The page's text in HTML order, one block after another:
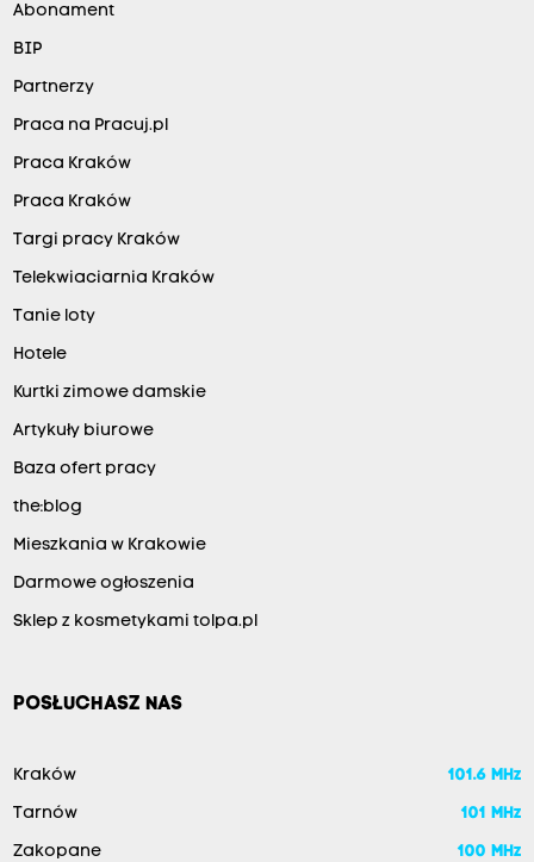
Abonament
BIP
Partnerzy
Praca na Pracuj.pl
Praca Kraków
Praca Kraków
Targi pracy Kraków
Telekwiaciarnia Kraków
Tanie loty
Hotele
Kurtki zimowe damskie
Artykuły biurowe
Baza ofert pracy
the:blog
Mieszkania w Krakowie
Darmowe ogłoszenia
Sklep z kosmetykami tolpa.pl
POSŁUCHASZ NAS
Kraków 101.6 MHz
Tarnów 101 MHz
Zakopane 100 MHz